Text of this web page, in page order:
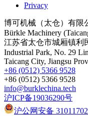
Privacy
博可机械（太仓）有限
Bürkle Machinery
江苏省太仓市城厢镇利
Industrial Park, No. 29
Taicang City, Jiangsu
+86 (0512) 5366 9528
+86 (0512) 5366 9528
info@burklechina.tech
沪ICP备19036290号
沪公网安备